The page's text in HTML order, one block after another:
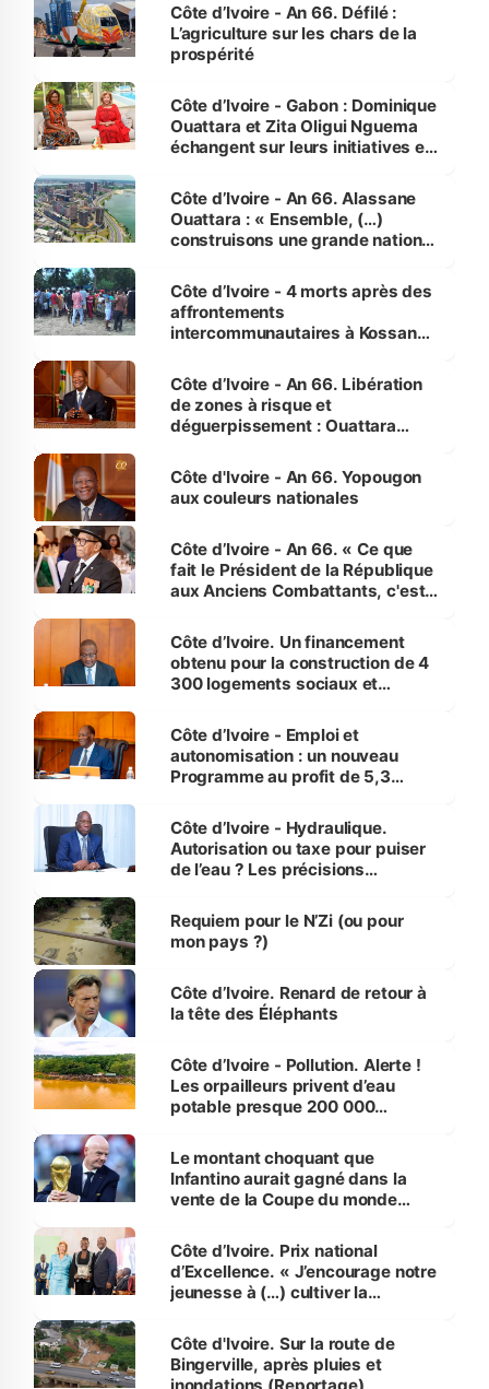
Côte d’Ivoire - An 66. Défilé :
L’agriculture sur les chars de la
prospérité
Côte d’Ivoire - Gabon : Dominique
Ouattara et Zita Oligui Nguema
échangent sur leurs initiatives en
enfants
Côte d’Ivoire - An 66. Alassane
Ouattara : « Ensemble, (…)
construisons une grande nation
générations futures »
Côte d’Ivoire - 4 morts après des
affrontements
intercommunautaires à Kossandji
milieu des sinistrés
Côte d’Ivoire - An 66. Libération
de zones à risque et
déguerpissement : Ouattara
l'Etat de droit pour préserver les
vies humaines »
Côte d'Ivoire - An 66. Yopougon
aux couleurs nationales
Côte d’Ivoire - An 66. « Ce que
fait le Président de la République
aux Anciens Combattants, c'est
Côte d’Ivoire. Un financement
obtenu pour la construction de 4
300 logements sociaux et
et Yamoussoukro
Côte d’Ivoire - Emploi et
autonomisation : un nouveau
Programme au profit de 5,3
Côte d’Ivoire - Hydraulique.
Autorisation ou taxe pour puiser
de l’eau ? Les précisions
Requiem pour le N’Zi (ou pour
mon pays ?)
Côte d’Ivoire. Renard de retour à
la tête des Éléphants
Côte d’Ivoire - Pollution. Alerte !
Les orpailleurs privent d’eau
potable presque 200 000
Le montant choquant que
Infantino aurait gagné dans la
vente de la Coupe du monde
Côte d’Ivoire. Prix national
d’Excellence. « J’encourage notre
jeunesse à (…) cultiver la
(Alassane Ouattara
Côte d'Ivoire. Sur la route de
Bingerville, après pluies et